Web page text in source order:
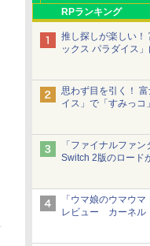
RPランキング
推し探しが楽しい！
ックス パラダイス
思わず目を引く！
イス」で「すみっコ
ッグを食べてみた
ー化に挑戦。これが
pic.x.com/
「ファイナルファ
Switch 2版のロー
アップデートでき
「ウマ娘のウマウ
レビュー カーネル
パッケージや描き